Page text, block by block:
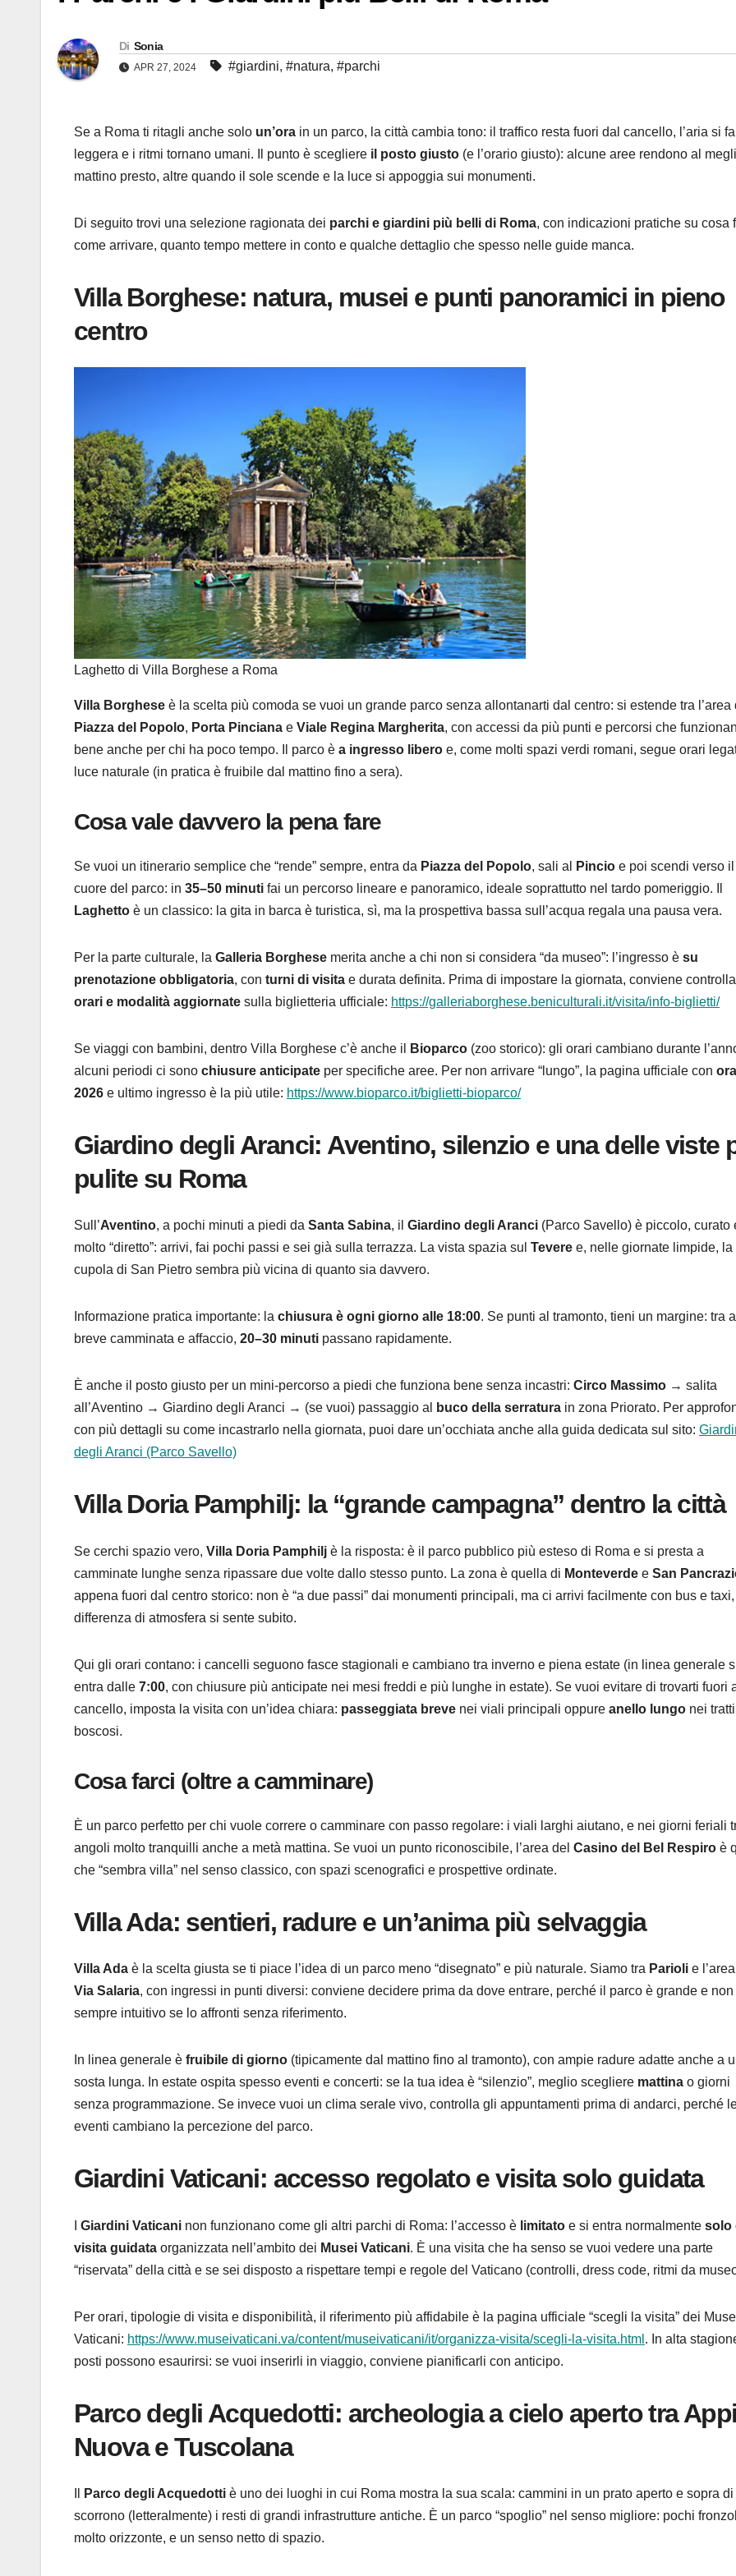
Di Sonia
APR 27, 2024 #giardini, #natura, #parchi
Se a Roma ti ritagli anche solo un’ora in un parco, la città cambia tono: il traffico resta fuori dal cancello, l’aria si
leggera e i ritmi tornano umani. Il punto è scegliere il posto giusto (e l’orario giusto): alcune aree rendono al
mattino presto, altre quando il sole scende e la luce si appoggia sui monumenti.
Di seguito trovi una selezione ragionata dei parchi e giardini più belli di Roma, con indicazioni pratiche su cosa
come arrivare, quanto tempo mettere in conto e qualche dettaglio che spesso nelle guide manca.
Villa Borghese: natura, musei e punti panoramici in pieno
centro
Laghetto di Villa Borghese a Roma
Villa Borghese è la scelta più comoda se vuoi un grande parco senza allontanarti dal centro: si estende tra l’area
Piazza del Popolo, Porta Pinciana e Viale Regina Margherita, con accessi da più punti e percorsi che
bene anche per chi ha poco tempo. Il parco è a ingresso libero e, come molti spazi verdi romani, segue orari
luce naturale (in pratica è fruibile dal mattino fino a sera).
Cosa vale davvero la pena fare
Se vuoi un itinerario semplice che “rende” sempre, entra da Piazza del Popolo, sali al Pincio e poi scendi verso il
cuore del parco: in 35–50 minuti fai un percorso lineare e panoramico, ideale soprattutto nel tardo pomeriggio. Il
Laghetto è un classico: la gita in barca è turistica, sì, ma la prospettiva bassa sull’acqua regala una pausa vera.
Per la parte culturale, la Galleria Borghese merita anche a chi non si considera “da museo”: l’ingresso è su
prenotazione obbligatoria, con turni di visita e durata definita. Prima di impostare la giornata, conviene
orari e modalità aggiornate sulla biglietteria ufficiale: https://galleriaborghese.beniculturali.it/visita/info-biglietti/
Se viaggi con bambini, dentro Villa Borghese c’è anche il Bioparco (zoo storico): gli orari cambiano durante
alcuni periodi ci sono chiusure anticipate per specifiche aree. Per non arrivare “lungo”, la pagina ufficiale con
2026 e ultimo ingresso è la più utile: https://www.bioparco.it/biglietti-bioparco/
Giardino degli Aranci: Aventino, silenzio e una delle viste
pulite su Roma
Sull’Aventino, a pochi minuti a piedi da Santa Sabina, il Giardino degli Aranci (Parco Savello) è piccolo, curato
molto “diretto”: arrivi, fai pochi passi e sei già sulla terrazza. La vista spazia sul Tevere e, nelle giornate limpide, la
cupola di San Pietro sembra più vicina di quanto sia davvero.
Informazione pratica importante: la chiusura è ogni giorno alle 18:00. Se punti al tramonto, tieni un margine: tra
breve camminata e affaccio, 20–30 minuti passano rapidamente.
È anche il posto giusto per un mini-percorso a piedi che funziona bene senza incastri: Circo Massimo → salita
all’Aventino → Giardino degli Aranci → (se vuoi) passaggio al
buco della serratura in zona Priorato. Per
con più dettagli su come incastrarlo nella giornata, puoi dare un’occhiata anche alla guida dedicata sul sito:
degli Aranci (Parco Savello)
Villa Doria Pamphilj: la “grande campagna” dentro la città
Se cerchi spazio vero, Villa Doria Pamphilj è la risposta: è il parco pubblico più esteso di Roma e si presta a
camminate lunghe senza ripassare due volte dallo stesso punto. La zona è quella di Monteverde e San
appena fuori dal centro storico: non è “a due passi” dai monumenti principali, ma ci arrivi facilmente con bus e
differenza di atmosfera si sente subito.
Qui gli orari contano: i cancelli seguono fasce stagionali e cambiano tra inverno e piena estate (in linea generale
entra dalle 7:00, con chiusure più anticipate nei mesi freddi e più lunghe in estate). Se vuoi evitare di trovarti fuori
cancello, imposta la visita con un’idea chiara: passeggiata breve nei viali principali oppure anello lungo nei
boscosi.
Cosa farci (oltre a camminare)
È un parco perfetto per chi vuole correre o camminare con passo regolare: i viali larghi aiutano, e nei giorni feriali
angoli molto tranquilli anche a metà mattina. Se vuoi un punto riconoscibile, l’area del Casino del Bel Respiro è
che “sembra villa” nel senso classico, con spazi scenografici e prospettive ordinate.
Villa Ada: sentieri, radure e un’anima più selvaggia
Villa Ada è la scelta giusta se ti piace l’idea di un parco meno “disegnato” e più naturale. Siamo tra Parioli e
Via Salaria, con ingressi in punti diversi: conviene decidere prima da dove entrare, perché il parco è grande e non
sempre intuitivo se lo affronti senza riferimento.
In linea generale è fruibile di giorno (tipicamente dal mattino fino al tramonto), con ampie radure adatte anche a
sosta lunga. In estate ospita spesso eventi e concerti: se la tua idea è “silenzio”, meglio scegliere mattina o giorni
senza programmazione. Se invece vuoi un clima serale vivo, controlla gli appuntamenti prima di andarci, perché
eventi cambiano la percezione del parco.
Giardini Vaticani: accesso regolato e visita solo guidata
Giardini Vaticani non funzionano come gli altri parchi di Roma: l’accesso è limitato e si entra normalmente solo
visita guidata organizzata nell’ambito dei Musei Vaticani. È una visita che ha senso se vuoi vedere una parte
“riservata” della città e se sei disposto a rispettare tempi e regole del Vaticano (controlli, dress code, ritmi da
Per orari, tipologie di visita e disponibilità, il riferimento più affidabile è la pagina ufficiale “scegli la visita” dei
Vaticani: https://www.museivaticani.va/content/museivaticani/it/organizza-visita/scegli-la-visita.html . In alta
posti possono esaurirsi: se vuoi inserirli in viaggio, conviene pianificarli con anticipo.
Parco degli Acquedotti: archeologia a cielo aperto tra
Nuova e Tuscolana
Parco degli Acquedotti è uno dei luoghi in cui Roma mostra la sua scala: cammini in un prato aperto e sopra di
scorrono (letteralmente) i resti di grandi infrastrutture antiche. È un parco “spoglio” nel senso migliore: pochi
molto orizzonte, e un senso netto di spazio.